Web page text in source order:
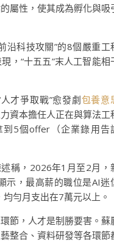
屬性，使其成為孵化與吸
沿科技攻關”的8個嚴重工
，“十五五”末人工智能相
才爭取戰”愈發劇包養意
資本擔任人正在與算法工
到5個offer（企業錄用告
稱，2026年1月至2月，
示，最高薪的職位是AI迷
勻月支出在7萬元以上。
節，人才是制勝要害。蘇
整合、資料研發等各環節